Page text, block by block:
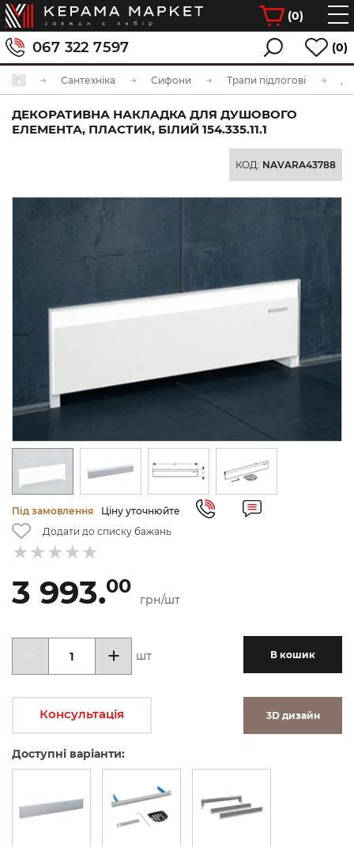
(0)
067 322 7597 (0)
Сантехніка Сифони Трапи підлогові
ДЕКОРАТИВНА НАКЛАДКА ДЛЯ ДУШОВОГО
ЕЛЕМЕНТА, ПЛАСТИК, БІЛИЙ 154.335.11.1
КОД: NAVARA43788
Під замовлення
Ціну уточнюйте
Додати до списку бажань
3 993.00
грн/шт
шт В кошик
Консультація 3D дизайн
Доступні варіанти: